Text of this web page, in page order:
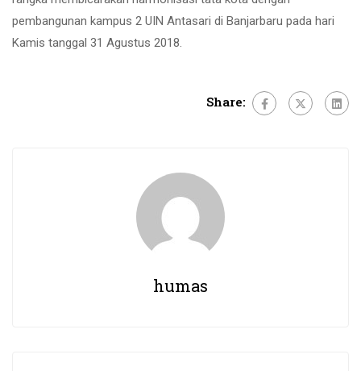
pembangunan kampus 2 UIN Antasari di Banjarbaru pada hari
Kamis tanggal 31 Agustus 2018.
Share:
humas